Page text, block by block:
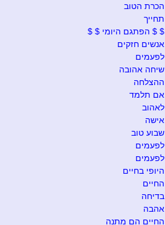
הכרת הטוב
תחייך
$ $ הפתגם היומי $ $
אנשים חזקים
לפעמים
שיחה אהובה
ההצלחה
אם תלמד
לאהוב
אישה
שבוע טוב
לפעמים
לפעמים
היופי בחיים
החיים
בדיחה
אהבה
החיים הם מתנה